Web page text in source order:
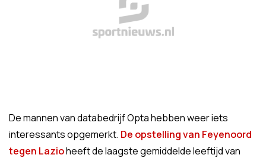
De mannen van databedrijf Opta hebben weer iets
interessants opgemerkt. De opstelling van Feyenoord
tegen Lazioheeft de laagste gemiddelde leeftijd van